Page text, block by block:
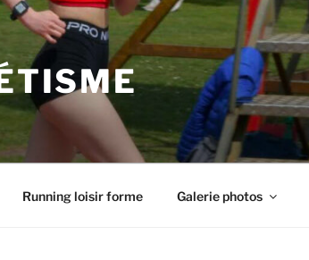
Running loisir forme Galerie photos